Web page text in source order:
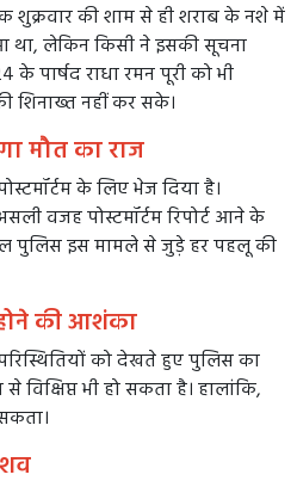
शुक्रवार की शाम से ही शराब के नशे में
था, लेकिन किसी ने इसकी सूचना
के पार्षद राधा रमन पूरी को भी
शिनाख्त नहीं कर सके।
मौत का राज
के लिए भेज दिया है।
वजह पोस्टमॉर्टम रिपोर्ट आने के
पुलिस इस मामले से जुड़े हर पहलू की
की आशंका
को देखते हुए पुलिस का
भी हो सकता है। हालांकि,